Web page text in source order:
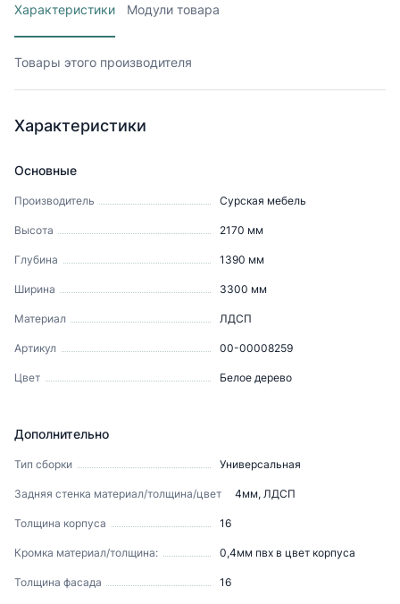
Характеристики Модули товара
Товары этого производителя
Характеристики
Основные
Производитель Сурская мебель
Высота 2170 мм
Глубина 1390 мм
Ширина 3300 мм
Материал ЛДСП
Артикул 00-00008259
Цвет Белое дерево
Дополнительно
Тип сборки Универсальная
Задняя стенка материал/толщина/цвет 4мм, ЛДСП
Толщина корпуса 16
Кромка материал/толщина: 0,4мм пвх в цвет корпуса
Толщина фасада 16